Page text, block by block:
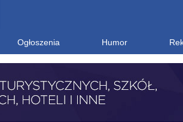
Ogłoszenia Humor